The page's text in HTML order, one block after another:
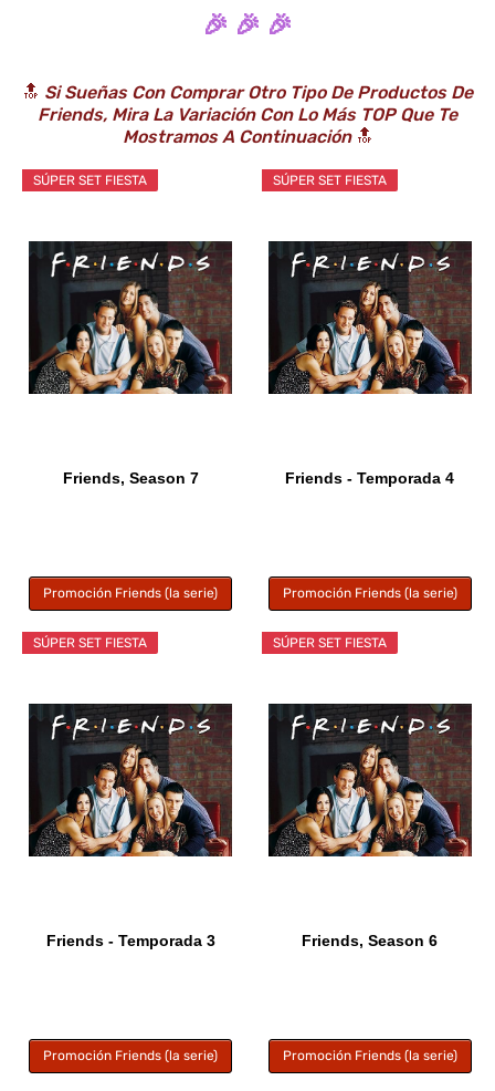
🎉 🎉 🎉
🔝 Si Sueñas Con Comprar Otro Tipo De Productos De
Friends, Mira La Variación Con Lo Más TOP Que Te
Mostramos A Continuación🔝
SÚPER SET FIESTA
Friends, Season 7
Promoción Friends (la serie)
SÚPER SET FIESTA
Friends - Temporada 4
Promoción Friends (la serie)
SÚPER SET FIESTA
Friends - Temporada 3
Promoción Friends (la serie)
SÚPER SET FIESTA
Friends, Season 6
Promoción Friends (la serie)